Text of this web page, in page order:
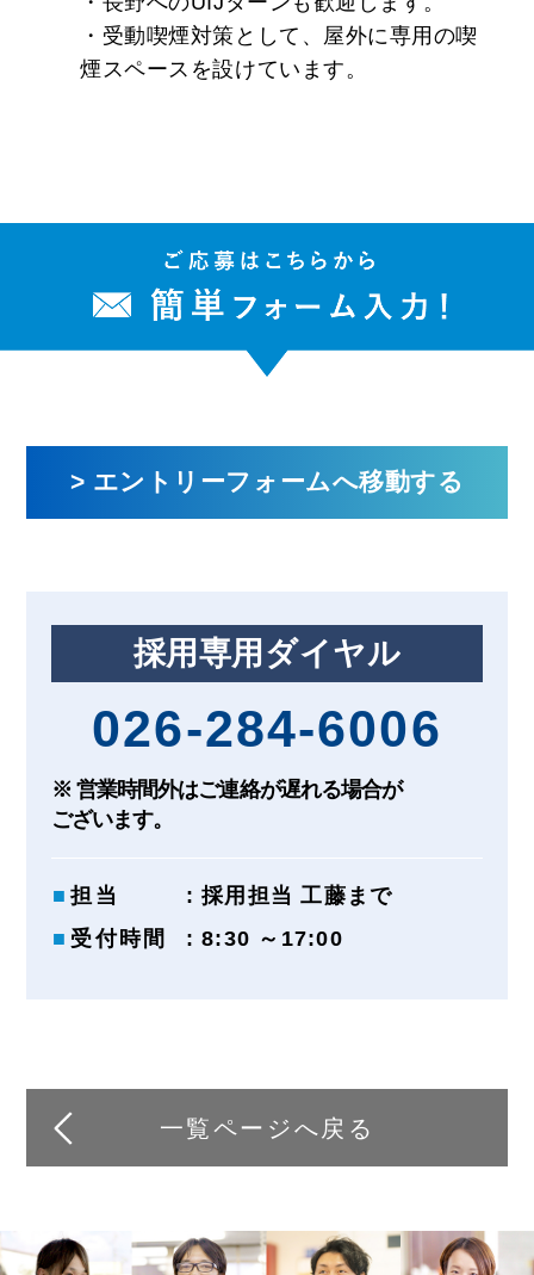
・受動喫煙対策として、屋外に専用の喫
煙スペースを設けています。
> エントリーフォームへ移動する
採用専用ダイヤル
026-284-6006
※ 営業時間外はご連絡が遅れる場合が
ございます。
担当
: 採用担当 工藤まで
受付時間
: 8:30 ～17:00
一覧ページへ戻る